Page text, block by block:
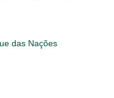
das Nações